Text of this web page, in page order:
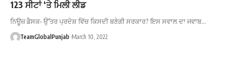
123 ਸੀਟਾਂ ‘ਤੇ ਮਿਲੀ ਲੀਡ
ਨਿਊਜ਼ ਡੈਸਕ- ਉੱਤਰ ਪ੍ਰਦੇਸ਼ ਵਿੱਚ ਕਿਸਦੀ ਬਣੇਗੀ ਸਰਕਾਰ? ਇਸ ਸਵਾਲ ਦਾ ਜਵਾਬ…
TeamGlobalPunjab March 10, 2022